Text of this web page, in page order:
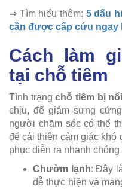
⇒ Tìm hiểu thêm: 5 dấu
cần được cấp cứu ngay
Cách làm
tại chỗ tiêm
Tình trạngchỗ tiêm bị
chịu, để giảm sưng
người chăm sóc có thể
để cải thiện cảm giác khó
phục diễn ra nhanh
Chườm lạnh: Đây
dễ thực hiện và